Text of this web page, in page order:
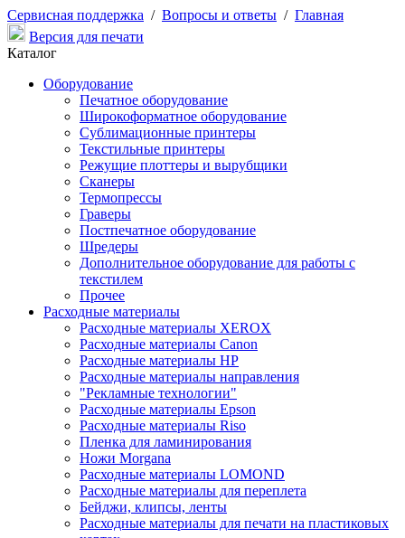
Сервисная поддержка / Вопросы и ответы / Главная
Версия для печати
Каталог
Оборудование
Печатное оборудование
Широкоформатное оборудование
Сублимационные принтеры
Текстильные принтеры
Режущие плоттеры и вырубщики
Сканеры
Термопрессы
Граверы
Постпечатное оборудование
Шредеры
Дополнительное оборудование для работы с
текстилем
Прочее
Расходные материалы
Расходные материалы XEROX
Расходные материалы Canon
Расходные материалы HP
Расходные материалы направления
"Рекламные технологии"
Расходные материалы Epson
Расходные материалы Riso
Пленка для ламинирования
Ножи Morgana
Расходные материалы LOMOND
Расходные материалы для переплета
Бейджи, клипсы, ленты
Расходные материалы для печати на пластиковых